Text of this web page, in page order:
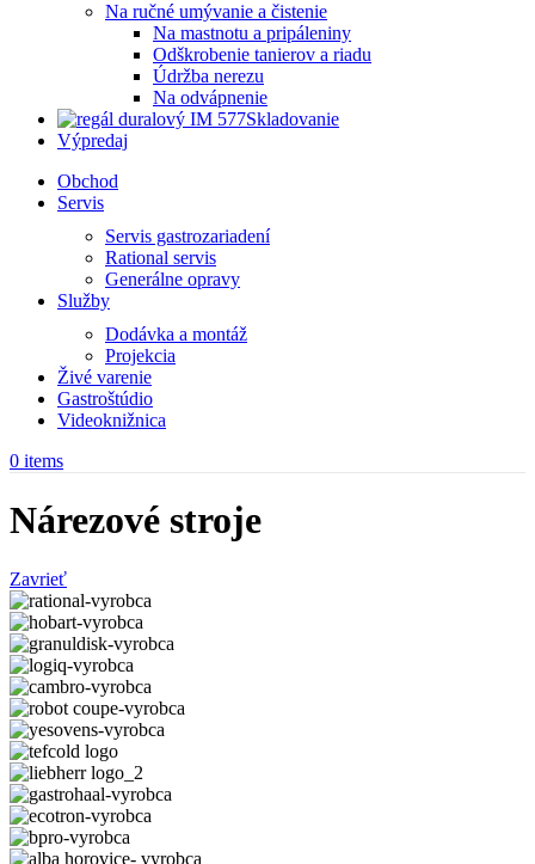
Na ručné umývanie a čistenie
Na mastnotu a pripáleniny
Odškrobenie tanierov a riadu
Údržba nerezu
Na odvápnenie
Skladovanie
Výpredaj
Obchod
Servis
Servis gastrozariadení
Rational servis
Generálne opravy
Služby
Dodávka a montáž
Projekcia
Živé varenie
Gastroštúdio
Videoknižnica
0 items
Nárezové stroje
Zavrieť